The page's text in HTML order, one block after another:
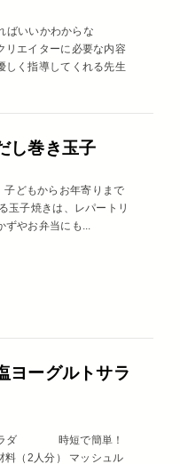
ばいいかわからな
リエイターに必要な内容
しく指導してくれる先生
し巻き玉子
どもからお年寄りまで
玉子焼きは、レパートリ
やお弁当にも...
ヨーグルトサラ
サラダ 時短で簡単！
（2人分） マッシュル